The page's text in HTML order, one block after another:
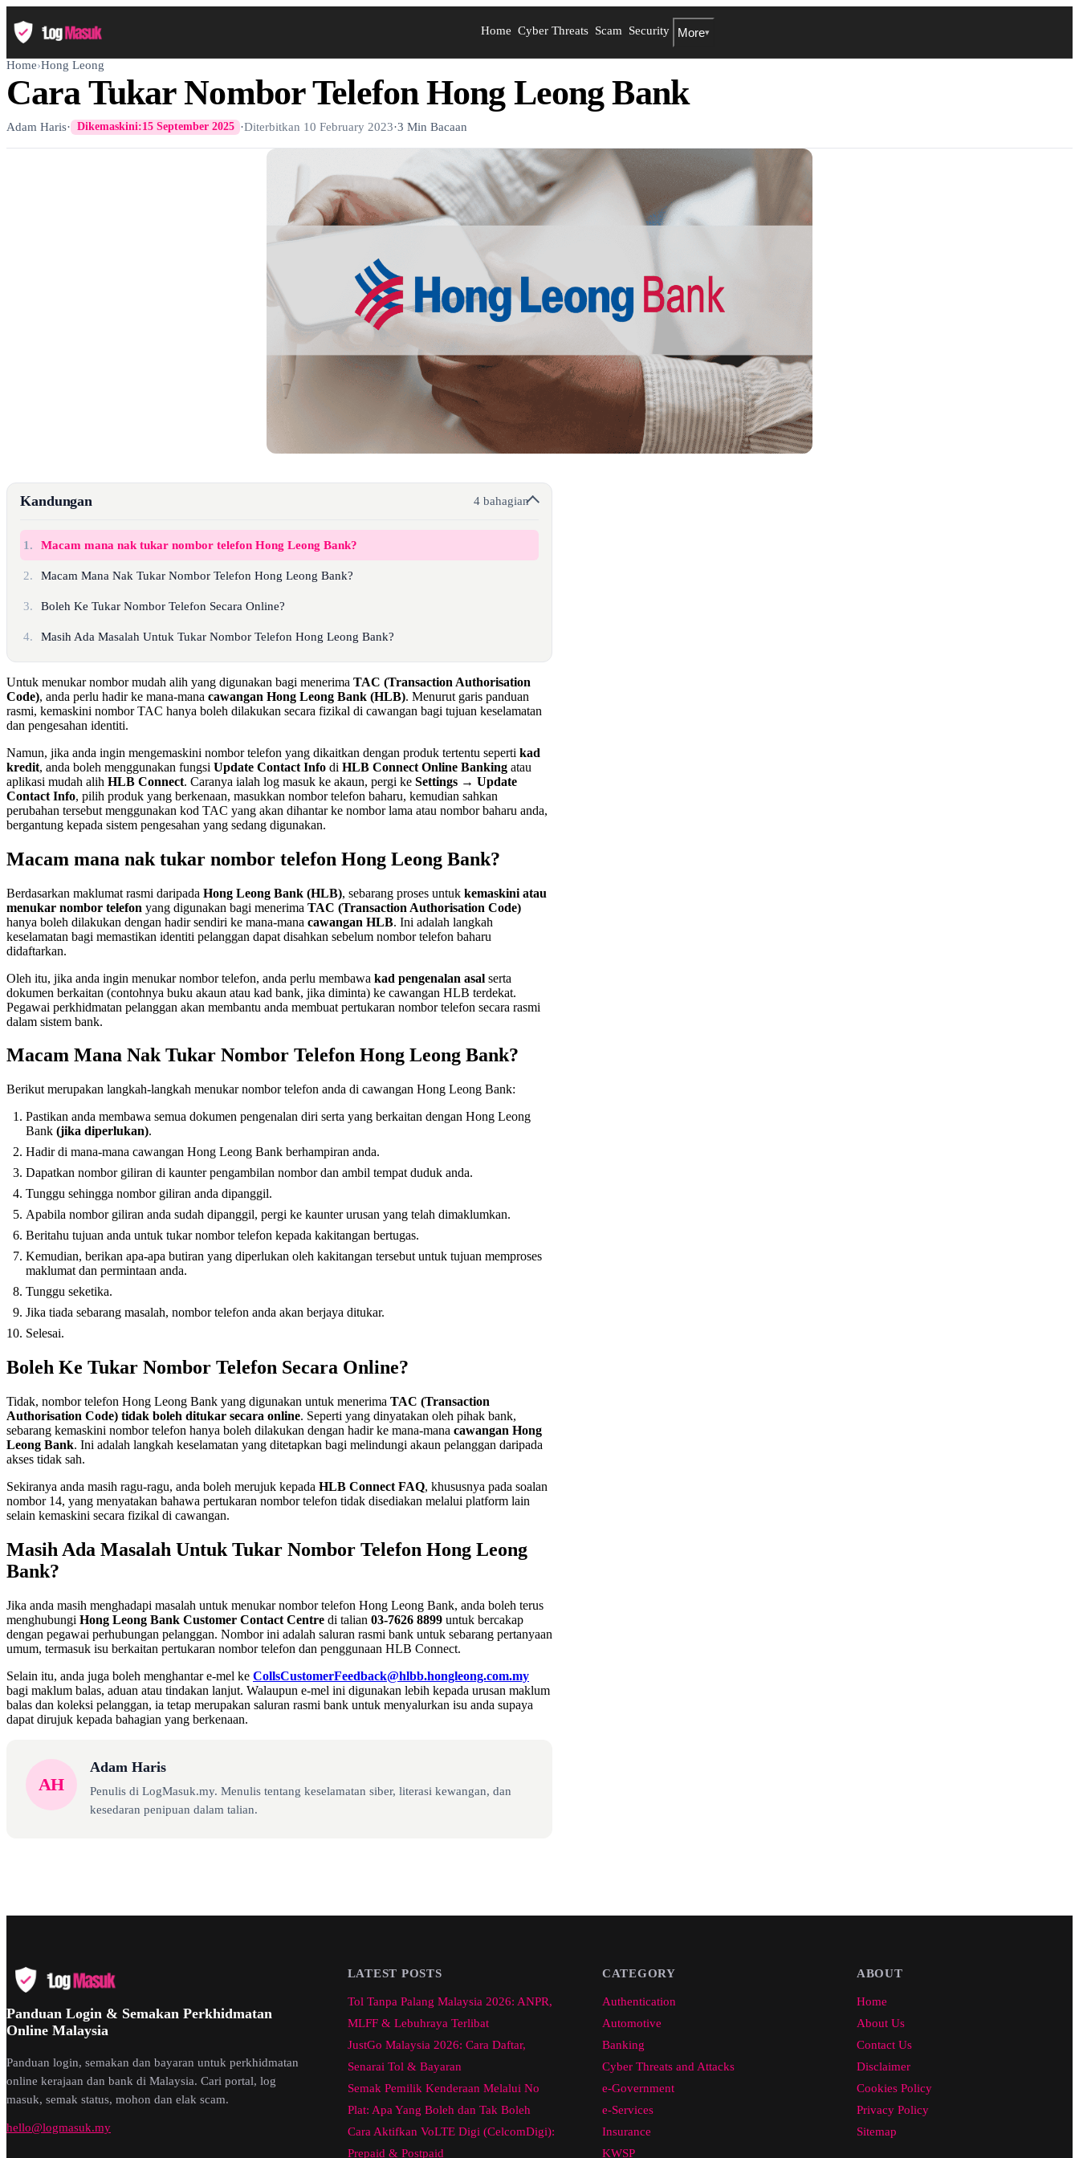
Home Cyber Threats Scam Security More▾
Home›Hong Leong
Cara Tukar Nombor Telefon Hong Leong Bank
Adam Haris· Dikemaskini:15 September 2025 ·Diterbitkan 10 February 2023·3 Min Bacaan
Kandungan 4 bahagian
1. Macam mana nak tukar nombor telefon Hong Leong Bank?
2. Macam Mana Nak Tukar Nombor Telefon Hong Leong Bank?
3. Boleh Ke Tukar Nombor Telefon Secara Online?
4. Masih Ada Masalah Untuk Tukar Nombor Telefon Hong Leong Bank?
Untuk menukar nombor mudah alih yang digunakan bagi menerima TAC (Transaction Authorisation
Code), anda perlu hadir ke mana-mana cawangan Hong Leong Bank (HLB). Menurut garis panduan
rasmi, kemaskini nombor TAC hanya boleh dilakukan secara fizikal di cawangan bagi tujuan keselamatan
dan pengesahan identiti.
Namun, jika anda ingin mengemaskini nombor telefon yang dikaitkan dengan produk tertentu seperti kad
kredit, anda boleh menggunakan fungsi Update Contact Info di HLB Connect Online Banking atau
aplikasi mudah alih HLB Connect. Caranya ialah log masuk ke akaun, pergi ke Settings → Update
Contact Info, pilih produk yang berkenaan, masukkan nombor telefon baharu, kemudian sahkan
perubahan tersebut menggunakan kod TAC yang akan dihantar ke nombor lama atau nombor baharu anda,
bergantung kepada sistem pengesahan yang sedang digunakan.
Macam mana nak tukar nombor telefon Hong Leong Bank?
Berdasarkan maklumat rasmi daripada Hong Leong Bank (HLB), sebarang proses untuk kemaskini atau
menukar nombor telefon yang digunakan bagi menerima TAC (Transaction Authorisation Code)
hanya boleh dilakukan dengan hadir sendiri ke mana-mana cawangan HLB. Ini adalah langkah
keselamatan bagi memastikan identiti pelanggan dapat disahkan sebelum nombor telefon baharu
didaftarkan.
Oleh itu, jika anda ingin menukar nombor telefon, anda perlu membawa kad pengenalan asal serta
dokumen berkaitan (contohnya buku akaun atau kad bank, jika diminta) ke cawangan HLB terdekat.
Pegawai perkhidmatan pelanggan akan membantu anda membuat pertukaran nombor telefon secara rasmi
dalam sistem bank.
Macam Mana Nak Tukar Nombor Telefon Hong Leong Bank?
Berikut merupakan langkah-langkah menukar nombor telefon anda di cawangan Hong Leong Bank:
Pastikan anda membawa semua dokumen pengenalan diri serta yang berkaitan dengan Hong Leong
Bank (jika diperlukan).
Hadir di mana-mana cawangan Hong Leong Bank berhampiran anda.
Dapatkan nombor giliran di kaunter pengambilan nombor dan ambil tempat duduk anda.
Tunggu sehingga nombor giliran anda dipanggil.
Apabila nombor giliran anda sudah dipanggil, pergi ke kaunter urusan yang telah dimaklumkan.
Beritahu tujuan anda untuk tukar nombor telefon kepada kakitangan bertugas.
Kemudian, berikan apa-apa butiran yang diperlukan oleh kakitangan tersebut untuk tujuan memproses
maklumat dan permintaan anda.
Tunggu seketika.
Jika tiada sebarang masalah, nombor telefon anda akan berjaya ditukar.
Selesai.
Boleh Ke Tukar Nombor Telefon Secara Online?
Tidak, nombor telefon Hong Leong Bank yang digunakan untuk menerima TAC (Transaction
Authorisation Code) tidak boleh ditukar secara online. Seperti yang dinyatakan oleh pihak bank,
sebarang kemaskini nombor telefon hanya boleh dilakukan dengan hadir ke mana-mana cawangan Hong
Leong Bank. Ini adalah langkah keselamatan yang ditetapkan bagi melindungi akaun pelanggan daripada
akses tidak sah.
Sekiranya anda masih ragu-ragu, anda boleh merujuk kepada HLB Connect FAQ, khususnya pada soalan
nombor 14, yang menyatakan bahawa pertukaran nombor telefon tidak disediakan melalui platform lain
selain kemaskini secara fizikal di cawangan.
Masih Ada Masalah Untuk Tukar Nombor Telefon Hong Leong
Bank?
Jika anda masih menghadapi masalah untuk menukar nombor telefon Hong Leong Bank, anda boleh terus
menghubungi Hong Leong Bank Customer Contact Centre di talian 03-7626 8899 untuk bercakap
dengan pegawai perhubungan pelanggan. Nombor ini adalah saluran rasmi bank untuk sebarang pertanyaan
umum, termasuk isu berkaitan pertukaran nombor telefon dan penggunaan HLB Connect.
Selain itu, anda juga boleh menghantar e-mel ke CollsCustomerFeedback@hlbb.hongleong.com.my
bagi maklum balas, aduan atau tindakan lanjut. Walaupun e-mel ini digunakan lebih kepada urusan maklum
balas dan koleksi pelanggan, ia tetap merupakan saluran rasmi bank untuk menyalurkan isu anda supaya
dapat dirujuk kepada bahagian yang berkenaan.
AH
Adam Haris
Penulis di LogMasuk.my. Menulis tentang keselamatan siber, literasi kewangan, dan
kesedaran penipuan dalam talian.
Panduan Login & Semakan Perkhidmatan
Online Malaysia
Panduan login, semakan dan bayaran untuk perkhidmatan
online kerajaan dan bank di Malaysia. Cari portal, log
masuk, semak status, mohon dan elak scam.
hello@logmasuk.my
LATEST POSTS
Tol Tanpa Palang Malaysia 2026: ANPR,
MLFF & Lebuhraya Terlibat
JustGo Malaysia 2026: Cara Daftar,
Senarai Tol & Bayaran
Semak Pemilik Kenderaan Melalui No
Plat: Apa Yang Boleh dan Tak Boleh
Cara Aktifkan VoLTE Digi (CelcomDigi):
Prepaid & Postpaid
CATEGORY
Authentication
Automotive
Banking
Cyber Threats and Attacks
e-Government
e-Services
Insurance
KWSP
ABOUT
Home
About Us
Contact Us
Disclaimer
Cookies Policy
Privacy Policy
Sitemap